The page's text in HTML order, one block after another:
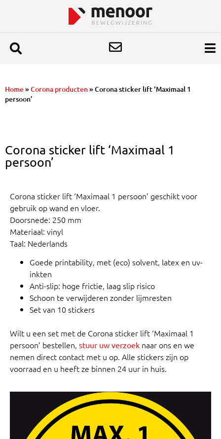
Home» Corona producten» Corona sticker lift ‘Maximaal 1
persoon’
Corona sticker lift ‘Maximaal 1
persoon’
Corona sticker lift ‘Maximaal 1 persoon’ geschikt voor
gebruik op wand en vloer.
Doorsnede: 250 mm
Materiaal: vinyl
Taal: Nederlands
Goede printability, met (eco) solvent, latex en uv-
inkten
Anti-slip: hoge frictie, laag slip risico
Schoon te verwijderen zonder lijmresten
Set van 10 stickers
Wilt u een set met de Corona sticker lift ‘Maximaal 1
persoon’ bestellen, stuur uw verzoek naar ons en we
nemen direct contact met u op. Alle stickers zijn op
voorraad en u heeft ze binnen 24 uur in huis.